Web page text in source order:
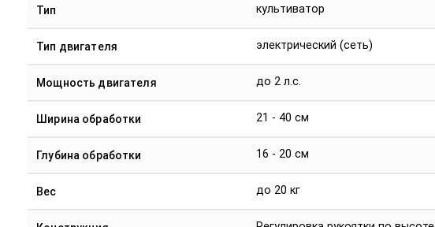
Тип культиватор
Тип двигателя электрический (сеть)
Мощность двигателя до 2 л.с.
Ширина обработки 21 - 40 см
Глубина обработки 16 - 20 см
Вес до 20 кг